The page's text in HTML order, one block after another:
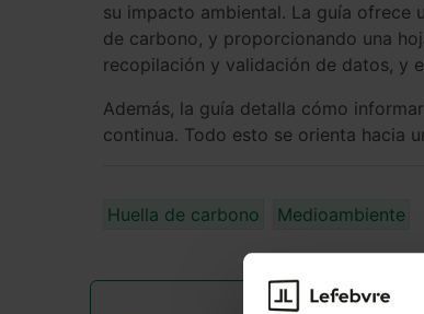
su impacto ambiental. La guía ofrece
de carbono, y proporcionando una
recopilación y validación de datos, y
Además, la guía detalla cómo
continua. Todo esto se orienta hacia
Huella de carbono Medioambiente